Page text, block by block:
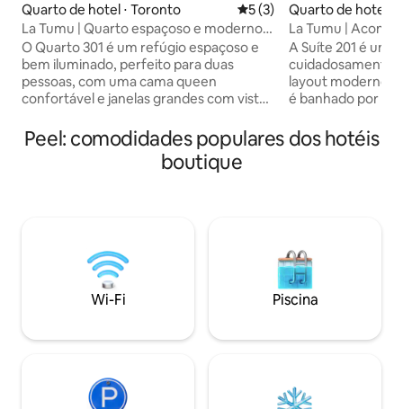
Quarto de hotel ⋅ Toronto 5 de uma avaliação média
5 (3)
La Tumu | Quarto espaçoso e moderno
com vista para a cidade
O Quarto 301 é um refúgio espaçoso e
bem iluminado, perfeito para duas
pessoas, com uma cama queen
confortável e janelas grandes com vista
natural. O banheiro privativo inclui um
chuveiro moderno e relaxante. Desfrute
de ar-condicionado, aquecimento,
conveniência, enquanto uma pequena
escrivaninha oferece espaço para
trabalhar ou planejar o seu dia. Ideal para
uma estadia confortável e repleta de luz.
Quarto de hotel ⋅
La Tumu |
iluminada e
A Suíte 201 é
cuidadosamente
layout moderno e único. O
é banhado por
um espaço
no sofá
aberto em
hóspedes que se
um design mais
Peel: comodidades populares dos hotéis
boutique
Wi-Fi Piscina